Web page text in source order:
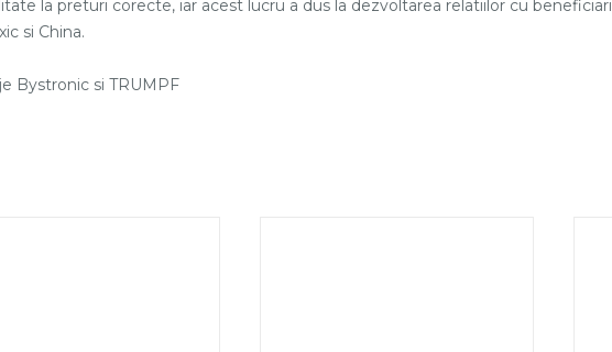
la preturi corecte, iar acest lucru a dus la dezvoltarea relatiilor cu
si China.
Bystronic si TRUMPF